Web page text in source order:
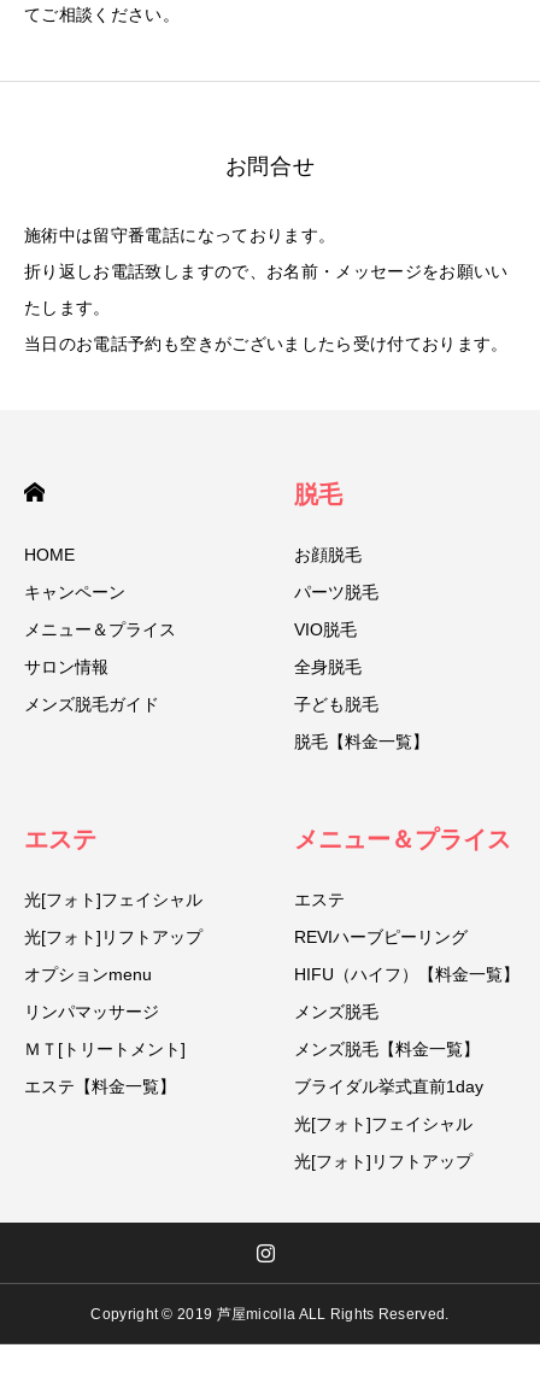
てご相談ください。
お問合せ
施術中は留守番電話になっております。
折り返しお電話致しますので、お名前・メッセージをお願いい
たします。
当日のお電話予約も空きがございましたら受け付ております。
HOME
キャンペーン
メニュー＆プライス
サロン情報
メンズ脱毛ガイド
脱毛
お顔脱毛
パーツ脱毛
VIO脱毛
全身脱毛
子ども脱毛
脱毛【料金一覧】
エステ
光[フォト]フェイシャル
光[フォト]リフトアップ
オプションmenu
リンパマッサージ
ＭＴ[トリートメント]
エステ【料金一覧】
メニュー＆プライス
エステ
REVIハーブピーリング
HIFU（ハイフ）【料金一覧】
メンズ脱毛
メンズ脱毛【料金一覧】
ブライダル挙式直前1day
光[フォト]フェイシャル
光[フォト]リフトアップ
Copyright © 2019 芦屋micolla ALL Rights Reserved.